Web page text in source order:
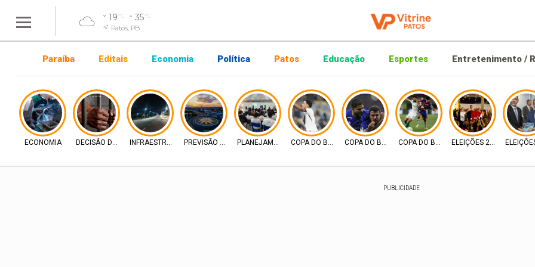
19°C 35°C
Patos, PB
Paraíba Editais Economia Política Patos Educação Esportes Entretenimento /
ECONOMIA DECISÃO DA JUSTIÇAINFRAESTRUTURAPREVISÃO DO TEMPOPLANEJAMENTO URBANO
COPA DO BRASILCOPA DO BRASILCOPA DO BRASILELEIÇÕES 2026
PUBLICIDADE